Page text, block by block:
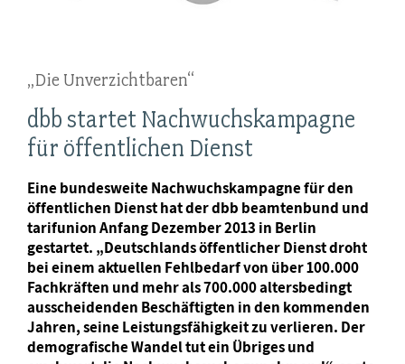
„Die Unverzichtbaren“
dbb startet Nachwuchskampagne
für öffentlichen Dienst
Eine bundesweite Nachwuchskampagne für den
öffentlichen Dienst hat der dbb beamtenbund und
tarifunion Anfang Dezember 2013 in Berlin
gestartet. „Deutschlands öffentlicher Dienst droht
bei einem aktuellen Fehlbedarf von über 100.000
Fachkräften und mehr als 700.000 altersbedingt
ausscheidenden Beschäftigten in den kommenden
Jahren, seine Leistungsfähigkeit zu verlieren. Der
demografische Wandel tut ein Übriges und